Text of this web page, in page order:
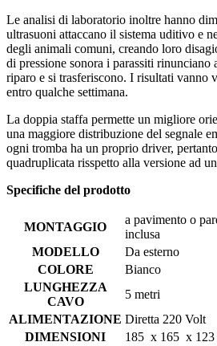
Le analisi di laboratorio inoltre hanno
ultrasuoni attaccano il sistema uditivo e
degli animali comuni, creando loro
di pressione sonora i parassiti rinunciano
riparo e si trasferiscono. I risultati vanno
entro qualche settimana.
La doppia staffa permette un migliore
una maggiore distribuzione del segnale
ogni tromba ha un proprio driver,
quadruplicata risspetto alla versione ad
Specifiche del prodotto
MONTAGGIO
a pavimento o
inclusa
MODELLO
Da esterno
COLORE
Bianco
LUNGHEZZA
CAVO
5 metri
ALIMENTAZIONE Diretta 220 Volt
DIMENSIONI
185 x 165 x 123